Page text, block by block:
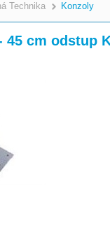
Technika Konzoly
cm odstup